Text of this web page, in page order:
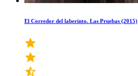
El Corredor del laberinto. Las Pruebas (2015)